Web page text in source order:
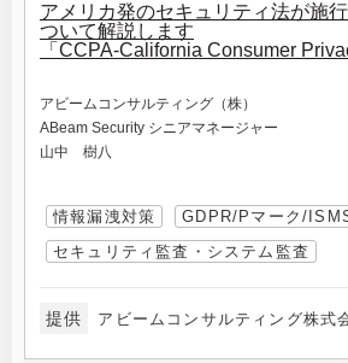
アメリカ発のセキュリティ法が施
ついて解説します
「CCPA-California Consumer
アビームコンサルティング（株）
ABeam Security シニアマネージャー
山中 樹八
情報漏洩対策
GDPR/Pマーク/
セキュリティ監査・システム監査
提供 アビームコンサルティング株式